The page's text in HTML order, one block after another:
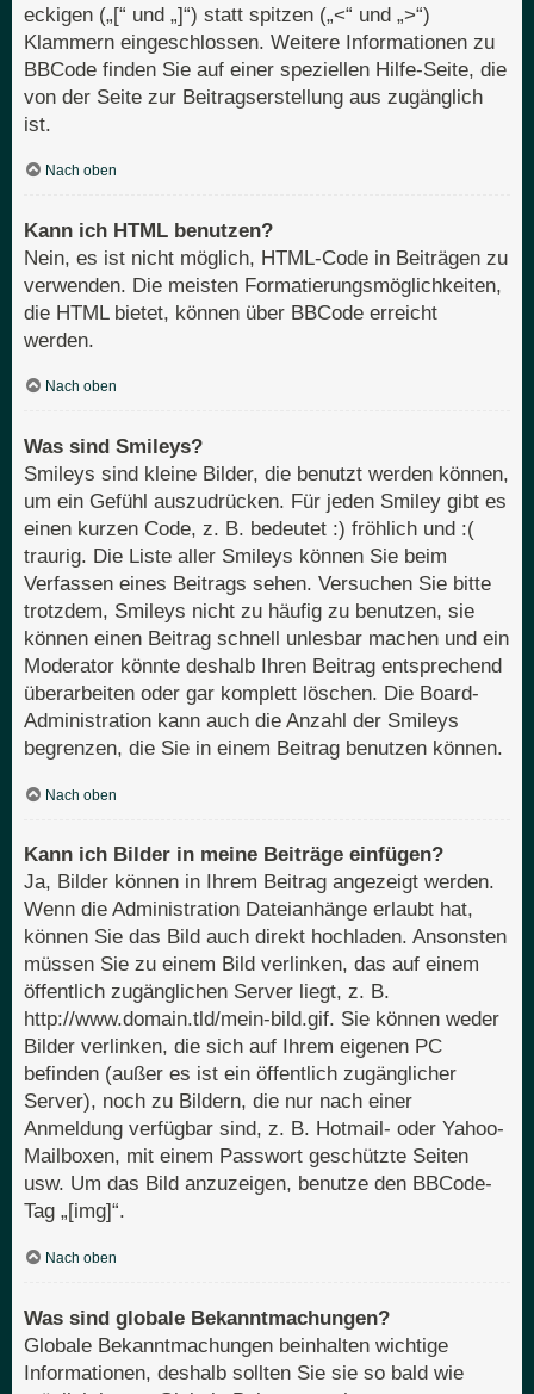
eckigen („[“ und „]“) statt spitzen („<“ und „>“)
Klammern eingeschlossen. Weitere Informationen zu
BBCode finden Sie auf einer speziellen Hilfe-Seite, die
von der Seite zur Beitragserstellung aus zugänglich
ist.
Nach oben
Kann ich HTML benutzen?
Nein, es ist nicht möglich, HTML-Code in Beiträgen zu
verwenden. Die meisten Formatierungsmöglichkeiten,
die HTML bietet, können über BBCode erreicht
werden.
Nach oben
Was sind Smileys?
Smileys sind kleine Bilder, die benutzt werden können,
um ein Gefühl auszudrücken. Für jeden Smiley gibt es
einen kurzen Code, z. B. bedeutet :) fröhlich und :(
traurig. Die Liste aller Smileys können Sie beim
Verfassen eines Beitrags sehen. Versuchen Sie bitte
trotzdem, Smileys nicht zu häufig zu benutzen, sie
können einen Beitrag schnell unlesbar machen und ein
Moderator könnte deshalb Ihren Beitrag entsprechend
überarbeiten oder gar komplett löschen. Die Board-
Administration kann auch die Anzahl der Smileys
begrenzen, die Sie in einem Beitrag benutzen können.
Nach oben
Kann ich Bilder in meine Beiträge einfügen?
Ja, Bilder können in Ihrem Beitrag angezeigt werden.
Wenn die Administration Dateianhänge erlaubt hat,
können Sie das Bild auch direkt hochladen. Ansonsten
müssen Sie zu einem Bild verlinken, das auf einem
öffentlich zugänglichen Server liegt, z. B.
http://www.domain.tld/mein-bild.gif. Sie können weder
Bilder verlinken, die sich auf Ihrem eigenen PC
befinden (außer es ist ein öffentlich zugänglicher
Server), noch zu Bildern, die nur nach einer
Anmeldung verfügbar sind, z. B. Hotmail- oder Yahoo-
Mailboxen, mit einem Passwort geschützte Seiten
usw. Um das Bild anzuzeigen, benutze den BBCode-
Tag „[img]“.
Nach oben
Was sind globale Bekanntmachungen?
Globale Bekanntmachungen beinhalten wichtige
Informationen, deshalb sollten Sie sie so bald wie